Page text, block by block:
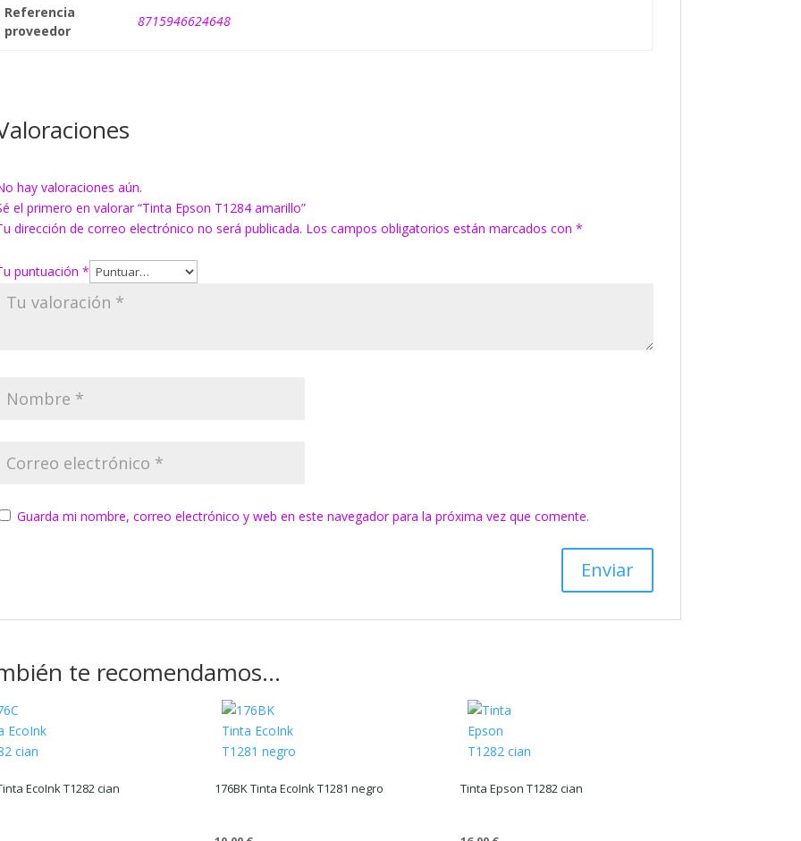
Referencia
proveedor
8715946624648
hay valoraciones aún.
el primero en valorar “Tinta Epson T1284 amarillo”
dirección de correo electrónico no será publicada. Los campos obligatorios están marcados con*
puntuación*
Guarda mi nombre, correo electrónico y web en este navegador para la próxima vez que comente.
te recomendamos…
EcoInk T1282 cian 176BK Tinta EcoInk T1281 negro Tinta Epson T1282 cian